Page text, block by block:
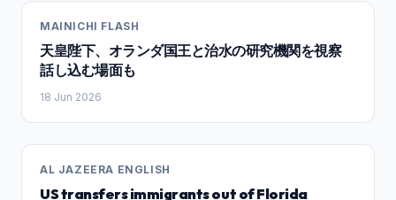
Xia Baolong visited Kwu Tung North, a new
development district in the New Territories, on June
16, 2026. Photo: GovHK. The arrangement differs from
Kong,” Sing Tao reported. Citing anonymous
government sources, local media said the new
and Hong Kong.” “Xia Baolong’s decision to return to
Shenzhen for overnight stay was a ‘live test’ of the
MAINICHI FLASH
天皇陛下、オランダ国王と治水の研究機関を視察
話し込む場面も
18 Jun 2026
AL JAZEERA ENGLISH
US transfers immigrants out of Florida